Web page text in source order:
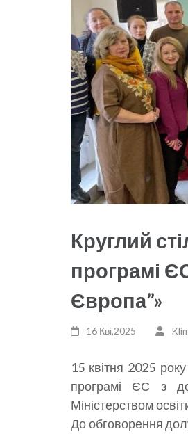
Круглий
програмі
Європа”»
16 Кві,2025
15 квітня 2025
програмі ЄС з
Міністерством
До обговорення